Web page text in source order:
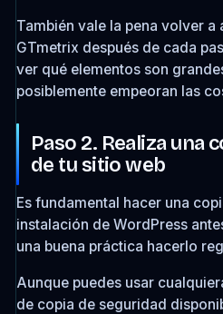
También vale la pena volver a
GTmetrix después de cada
ver qué elementos son
posiblemente empeoran las
Paso 2. Realiza una
de tu sitio web
Es fundamental hacer una
instalación de WordPress
una buena práctica hacerlo
Aunque puedes usar
de copia de seguridad